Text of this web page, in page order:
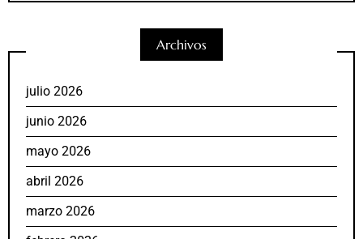
Archivos
julio 2026
junio 2026
mayo 2026
abril 2026
marzo 2026